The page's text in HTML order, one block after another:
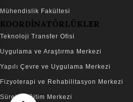
Mühendislik Fakültesi
KOORDİNATÖRLÜKLER
Teknoloji Transfer Ofisi
Uygulama ve Araştırma Merkezi
Yapılı Çevre ve Uygulama Merkezi
Fizyoterapi ve Rehabilitasyon Merkezi
Sürekli Eğitim Merkezi